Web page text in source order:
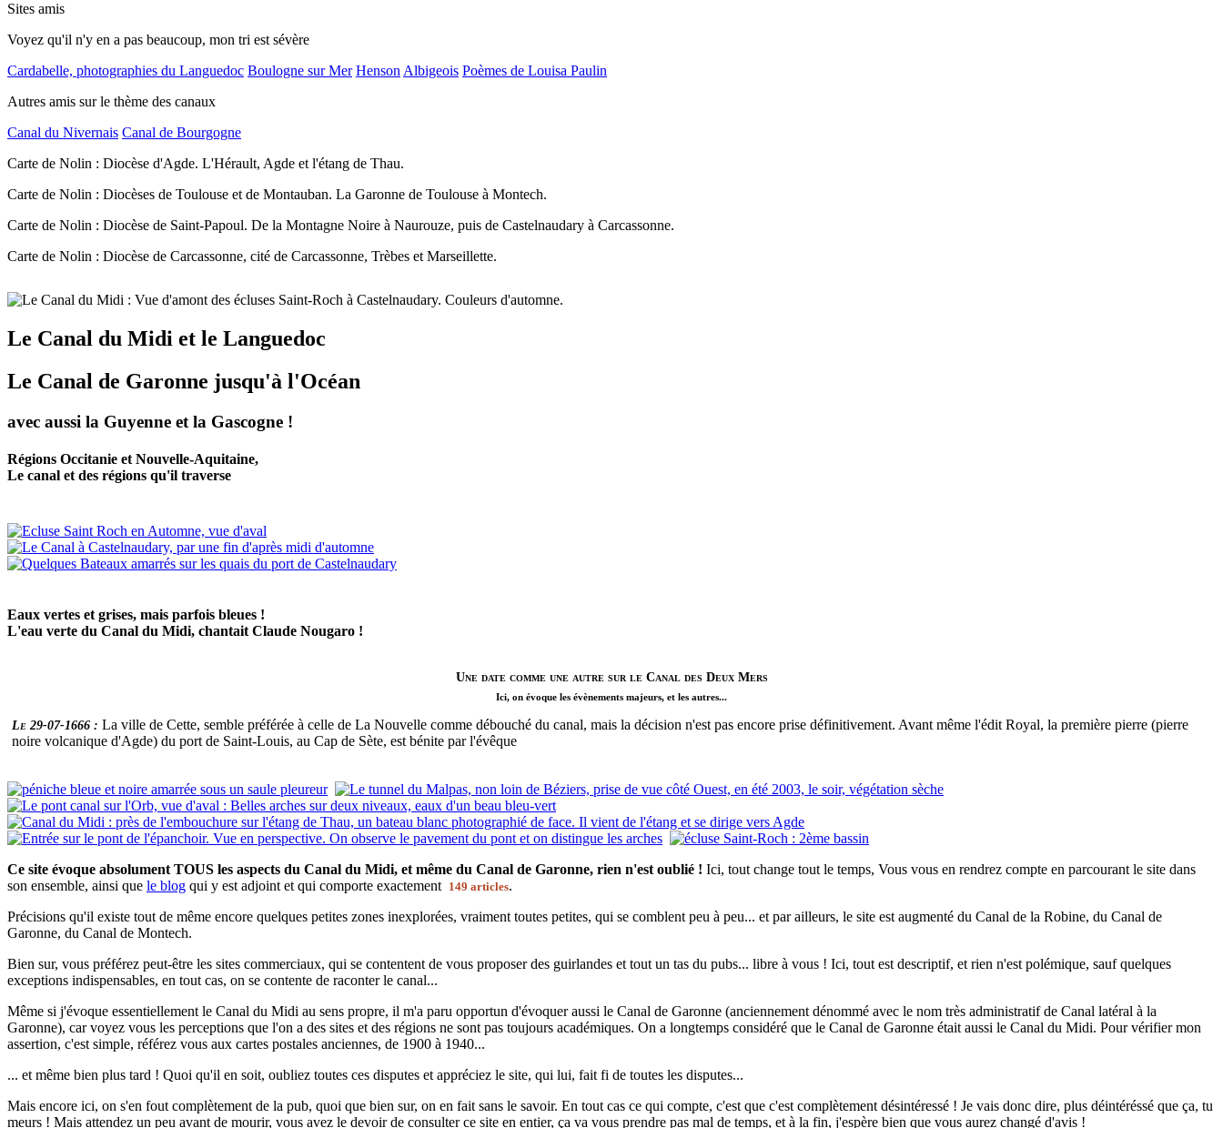
Sites amis
Voyez qu'il n'y en a pas beaucoup, mon tri est sévère
Cardabelle, photographies du Languedoc Boulogne sur Mer Henson Albigeois Poèmes de Louisa Paulin
Autres amis sur le thème des canaux
Canal du Nivernais Canal de Bourgogne
Carte de Nolin : Diocèse d'Agde. L'Hérault, Agde et l'étang de Thau.
Carte de Nolin : Diocèses de Toulouse et de Montauban. La Garonne de Toulouse à Montech.
Carte de Nolin : Diocèse de Saint-Papoul. De la Montagne Noire à Naurouze, puis de Castelnaudary à Carcassonne.
Carte de Nolin : Diocèse de Carcassonne, cité de Carcassonne, Trèbes et Marseillette.
Le Canal du Midi et le Languedoc
Le Canal de Garonne jusqu'à l'Océan
avec aussi la Guyenne et la Gascogne !
Régions Occitanie et Nouvelle-Aquitaine,
Le canal et des régions qu'il traverse
Eaux vertes et grises, mais parfois bleues !
L'eau verte du Canal du Midi, chantait Claude Nougaro !
Une date comme une autre sur le Canal des Deux Mers
Ici, on évoque les évènements majeurs, et les autres...
Le 29-07-1666 : La ville de Cette, semble préférée à celle de La Nouvelle comme débouché du canal, mais la décision n'est pas encore prise définitivement. Avant même l'édit Royal, la première pierre (pierre
noire volcanique d'Agde) du port de Saint-Louis, au Cap de Sète, est bénite par l'évêque
Ce site évoque absolument TOUS les aspects du Canal du Midi, et même du Canal de Garonne, rien n'est oublié ! Ici, tout change tout le temps, Vous vous en rendrez compte en parcourant le site dans
son ensemble, ainsi que le blog qui y est adjoint et qui comporte exactement 149 articles.
Précisions qu'il existe tout de même encore quelques petites zones inexplorées, vraiment toutes petites, qui se comblent peu à peu... et par ailleurs, le site est augmenté du Canal de la Robine, du Canal de
Garonne, du Canal de Montech.
Bien sur, vous préférez peut-être les sites commerciaux, qui se contentent de vous proposer des guirlandes et tout un tas du pubs... libre à vous ! Ici, tout est descriptif, et rien n'est polémique, sauf quelques
exceptions indispensables, en tout cas, on se contente de raconter le canal...
Même si j'évoque essentiellement le Canal du Midi au sens propre, il m'a paru opportun d'évoquer aussi le Canal de Garonne (anciennement dénommé avec le nom très administratif de Canal latéral à la
Garonne), car voyez vous les perceptions que l'on a des sites et des régions ne sont pas toujours académiques. On a longtemps considéré que le Canal de Garonne était aussi le Canal du Midi. Pour vérifier mon
assertion, c'est simple, référez vous aux cartes postales anciennes, de 1900 à 1940...
... et même bien plus tard ! Quoi qu'il en soit, oubliez toutes ces disputes et appréciez le site, qui lui, fait fi de toutes les disputes...
Mais encore ici, on s'en fout complètement de la pub, quoi que bien sur, on en fait sans le savoir. En tout cas ce qui compte, c'est que c'est complètement désintéressé ! Je vais donc dire, plus déintéréssé que ça, tu
meurs ! Mais attendez un peu avant de mourir, vous avez le devoir de consulter ce site en entier, ça va vous prendre pas mal de temps, et à la fin, j'espère bien que vous aurez changé d'avis !